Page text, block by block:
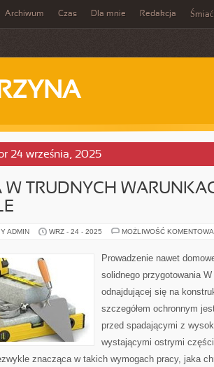
Archiwum Czas Dla mnie Redakcja Śmiać
24 września, 2025
W TRUDNYCH
ADMIN WRZ - 24 - 2025 MOŻLIWOŚĆ
Prowadzenie nawet
solidnego przygotowania
odnajdującej się na
szczegółem ochronnym
przed spadającymi z
wystającymi ostrymi
znacząca w takich wymogach pracy, jaka